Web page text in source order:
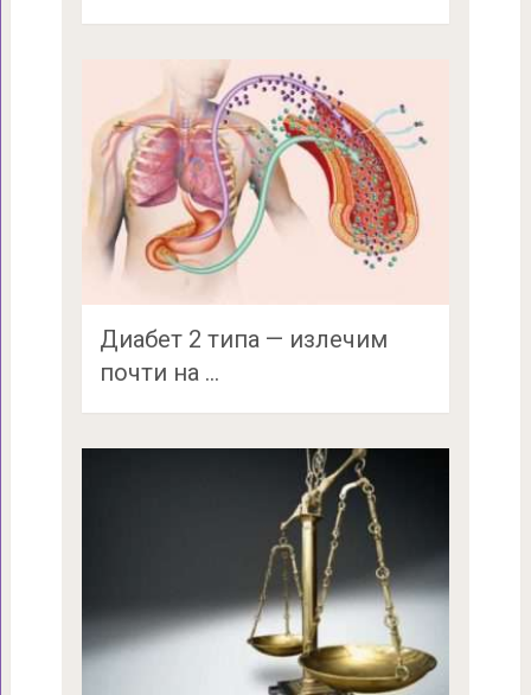
Диабет 2 типа — излечим
почти на …